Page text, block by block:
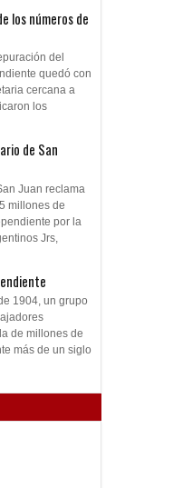
los números de
del
quedó con
cercana a
los
de San
Juan reclama
millones de
por la
Jrs,
1904, un grupo
de millones de
más de un siglo